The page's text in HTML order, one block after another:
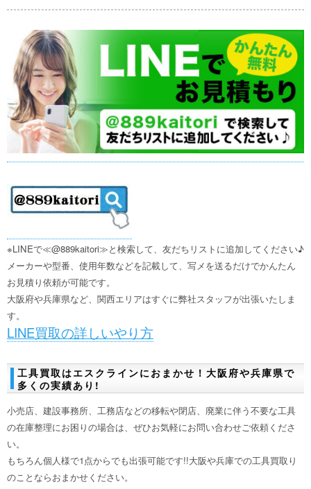
※LINEで≪@889kaitori≫と検索して、友だちリストに追加してください♪
メーカーや型番、使用年数などを記載して、写メを送るだけでかんたん
お見積り依頼が可能です。
大阪府や兵庫県など、関西エリアはすぐに弊社スタッフが出張いたしま
す。
LINE買取の詳しいやり方
工具買取はエスクラインにおまかせ！大阪府や兵庫県で
多くの実績あり!
小売店、建設事務所、工務店などの移転や閉店、廃業に伴う不要な工具
の在庫整理にお困りの場合は、ぜひお気軽にお問い合わせご依頼くださ
い。
もちろん個人様で1点からでも出張可能です!!大阪や兵庫での工具買取り
のことならおまかせください。